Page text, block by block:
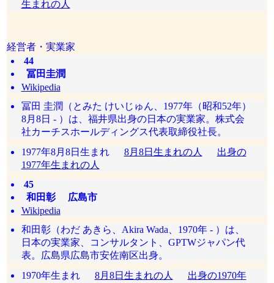
生まれの人
経営者・実業家
44
冨田圭潤
Wikipedia
冨田 圭潤（とみた けいじゅん、1977年（昭和52年）
8月8日 - ）は、福井県出身の日本の実業家。株式会
社カーチスホールディングス代表取締役社長。
1977年8月8日生まれ 8月8日生まれの人
出身の
1977年生まれの人
45
和田彰 広島市
Wikipedia
和田彰（わだ あきら、Akira Wada、1970年 - ）は、
日本の実業家、コンサルタント、GPTWジャパン代
表。広島県広島市安佐南区出身。
1970年生まれ 8月8日生まれの人
出身の1970年